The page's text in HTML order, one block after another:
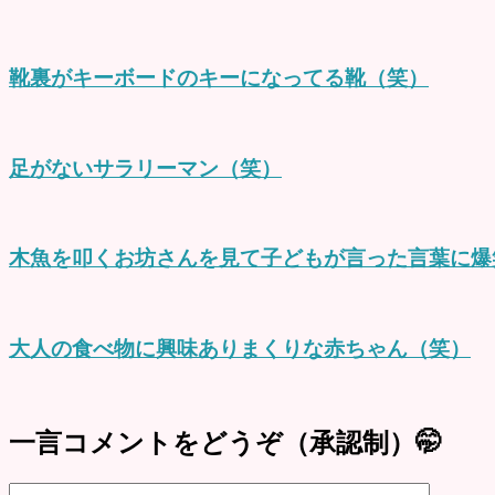
靴裏がキーボードのキーになってる靴（笑）
足がないサラリーマン（笑）
木魚を叩くお坊さんを見て子どもが言った言葉に
大人の食べ物に興味ありまくりな赤ちゃん（笑）
一言コメントをどうぞ（承認制）🤭